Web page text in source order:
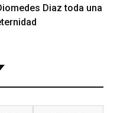
Diaz toda una